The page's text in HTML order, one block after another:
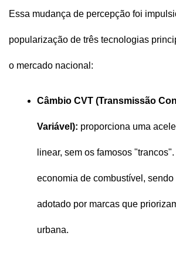
Essa mudança de percepção foi
popularização de três tecnologias
o mercado nacional:
Câmbio CVT (Transmissão
Variável): proporciona uma
linear, sem os famosos
economia de combustível,
adotado por marcas que
urbana.